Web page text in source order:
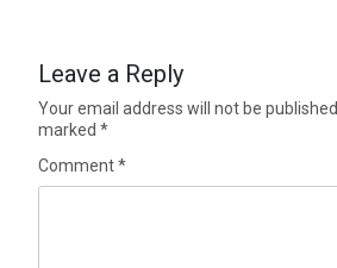
Leave a Reply
Your email address will not be published.
marked*
Comment*